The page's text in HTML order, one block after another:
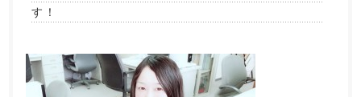
す！